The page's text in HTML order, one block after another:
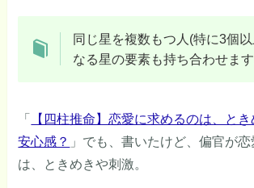
同じ星を複数もつ人(特に3個
なる星の要素も持ち合わせます
「
【四柱推命】恋愛に求めるのは、と
安心感？ 」でも、書いたけど、偏官が
は、ときめきや刺激。